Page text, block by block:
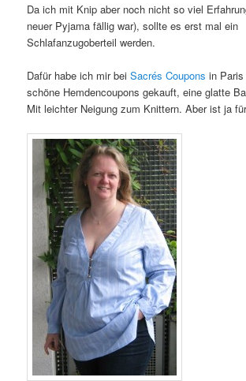
Da ich mit Knip aber noch nicht so viel
neuer Pyjama fällig war), sollte es erst mal ein
Schlafanzugoberteil werden.
Dafür habe ich mir beiSacrés Coupons in
schöne Hemdencoupons gekauft, eine glatte
Mit leichter Neigung zum Knittern. Aber ist ja